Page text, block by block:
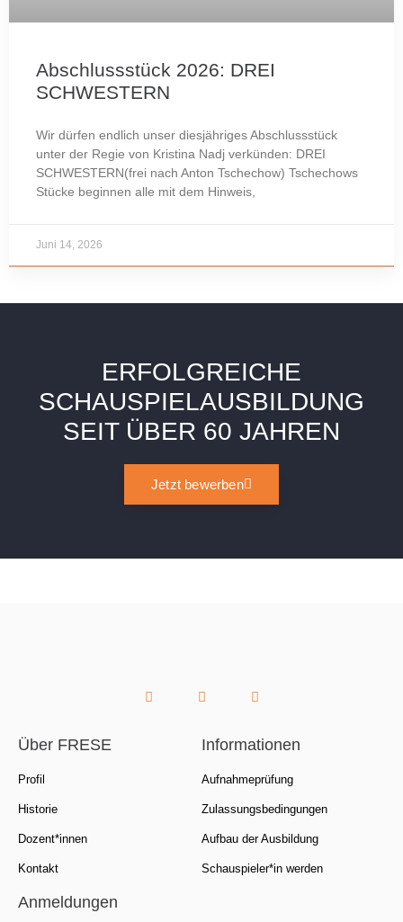
Abschlussstück 2026: DREI
SCHWESTERN
Wir dürfen endlich unser diesjähriges Abschlussstück
unter der Regie von Kristina Nadj verkünden: DREI
SCHWESTERN(frei nach Anton Tschechow) Tschechows
Stücke beginnen alle mit dem Hinweis,
Juni 14, 2026
ERFOLGREICHE
SCHAUSPIELAUSBILDUNG
SEIT ÜBER 60 JAHREN
Jetzt bewerben
Über FRESE
Profil
Historie
Dozent*innen
Kontakt
Informationen
Aufnahmeprüfung
Zulassungsbedingungen
Aufbau der Ausbildung
Schauspieler*in werden
Anmeldungen